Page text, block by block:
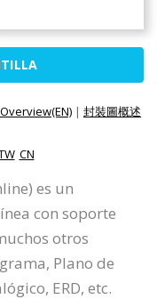
| 封裝圖概述
CN
es un
con soporte
otros
Plano de
ERD, etc.